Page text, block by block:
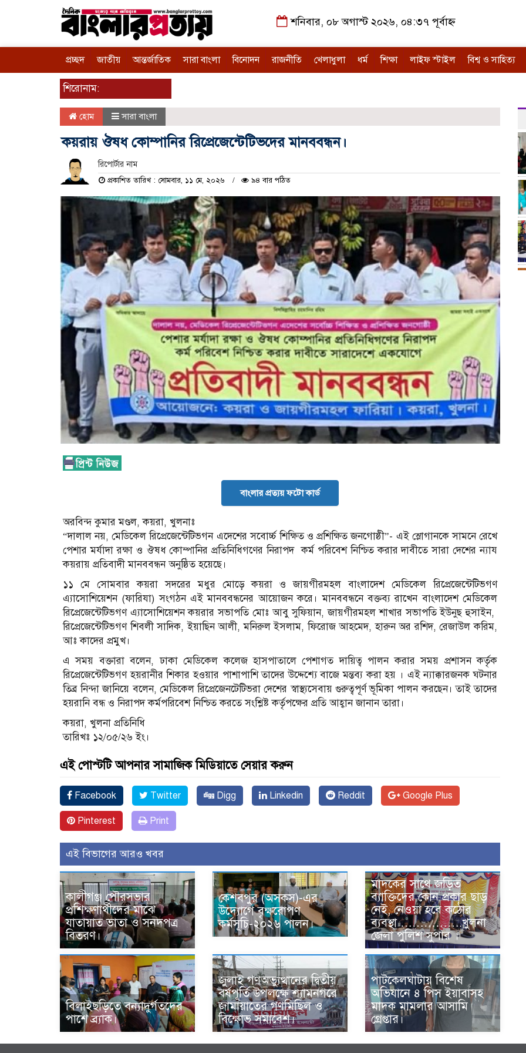
শনিবার, ০৮ অগাস্ট ২০২৬, ০৪:৩৭ পূর্বাহ্ন
প্রচ্ছদ জাতীয় আন্তর্জাতিক সারা বাংলা বিনোদন রাজনীতি খেলাধুলা ধর্ম শিক্ষা লাইফ স্টাইল বিশ্ব ও সাহিত্য
শিরোনাম:
হোম সারা বাংলা
কয়রায় ঔষধ কোম্পানির রিপ্রেজেন্টেটিভদের মানববন্ধন।
রিপোর্টার নাম
প্রকাশিত তারিখ : সোমবার, ১১ মে, ২০২৬ ৯৪ বার পঠিত
বাংলার প্রত্যয় ফটো কার্ড
অরবিন্দ কুমার মণ্ডল, কয়রা, খুলনাঃ
“দালাল নয়, মেডিকেল রিপ্রেজেন্টেটিভগন এদেশের সবোর্চ্চ শিক্ষিত ও প্রশিক্ষিত জনগোষ্ঠী”- এই স্লোগানকে সামনে রেখে
পেশার মর্যাদা রক্ষা ও ঔষধ কোম্পানির প্রতিনিধিগণের নিরাপদ কর্ম পরিবেশ নিশ্চিত করার দাবীতে সারা দেশের ন্যায
কয়রায় প্রতিবাদী মানববন্ধন অনুষ্ঠিত হয়েছে।
১১ মে সোমবার কয়রা সদরের মধুর মোড়ে কয়রা ও জায়গীরমহল বাংলাদেশ মেডিকেল রিপ্রেজেন্টেটিভগণ
এ্যাসোশিয়েশন (ফারিযা) সংগঠন এই মানববন্ধনের আয়োজন করে। মানববন্ধনে বক্তব্য রাখেন বাংলাদেশ মেডিকেল
রিপ্রেজেন্টেটিভগণ এ্যাসোশিয়েশন কয়রার সভাপতি মোঃ আবু সুফিয়ান, জায়গীরমহল শাখার সভাপতি ইউনুছ হুসাইন,
রিপ্রেজেন্টেটিভগণ শিবলী সাদিক, ইয়াছিন আলী, মনিরুল ইসলাম, ফিরোজ আহমেদ, হারুন অর রশিদ, রেজাউল করিম,
আঃ কাদের প্রমুখ।
এ সময় বক্তারা বলেন, ঢাকা মেডিকেল কলেজ হাসপাতালে পেশাগত দায়িত্ব পালন করার সময় প্রশাসন কর্তৃক
রিপ্রেজেন্টেটিভগণ হয়রানীর শিকার হওয়ার পাশাপাশি তাদের উদ্দেশ্যে বাজে মন্তব্য করা হয় । এই ন্যাক্কারজনক ঘটনার
তিব্র নিন্দা জানিয়ে বলেন, মেডিকেল রিপ্রেজেনটেটিভরা দেশের স্বাস্থ্যসেবায় গুরুত্বপূর্ণ ভূমিকা পালন করছেন। তাই তাদের
হয়রানি বন্ধ ও নিরাপদ কর্মপরিবেশ নিশ্চিত করতে সংশ্লিষ্ট কর্তৃপক্ষের প্রতি আহ্বান জানান তারা।
কয়রা, খুলনা প্রতিনিধি
তারিখঃ ১২/০৫/২৬ ইং।
এই পোস্টটি আপনার সামাজিক মিডিয়াতে সেয়ার করুন
Facebook Twitter Digg Linkedin Reddit Google Plus
Pinterest Print
এই বিভাগের আরও খবর
কালীগঞ্জ পৌরসভার
প্রশিক্ষণার্থীদের মাঝে
যাতায়াত ভাতা ও সনদপত্র
বিতরণ।
কেশবপুর (অসকস)-এর
উদ্যোগে বৃক্ষরোপণ
কর্মসূচি-২০২৬ পালন।
মাদকের সাথে জড়িত
ব্যাক্তিদের কোন প্রকার ছাড়
নেই, নেওয়া হবে কঠোর
ব্যবস্থা …………….খুলনা
জেলা পুলিশ সুপার ।
বিলাইছড়িতে বন্যাদুর্গতদের
পাশে ব্র্যাক।
জুলাই গণঅভ্যুত্থানের দ্বিতীয়
বর্ষপূর্তি উপলক্ষে শ্যামনগরে
জামায়াতের গণমিছিল ও
বিক্ষোভ সমাবেশ।
পাটকেলঘাটায় বিশেষ
অভিযানে ৪ পিস ইয়াবাসহ
মাদক মামলার আসামি
গ্রেপ্তার।